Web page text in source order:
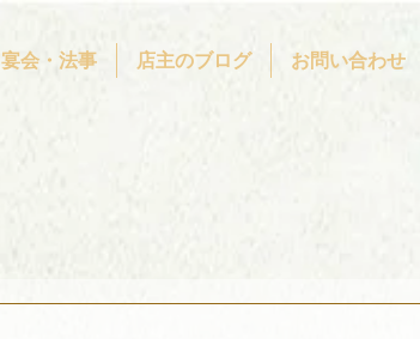
宴会・法事 店主のブログ お問い合わせ